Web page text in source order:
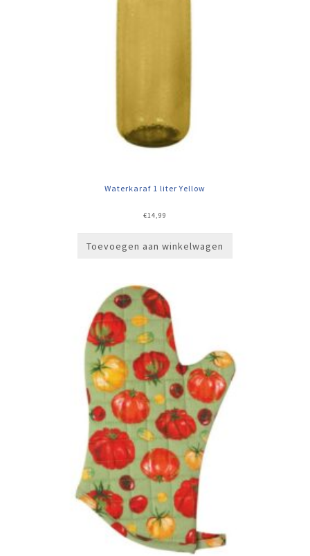
Waterkaraf 1 liter Yellow
€14,99
Toevoegen aan winkelwagen